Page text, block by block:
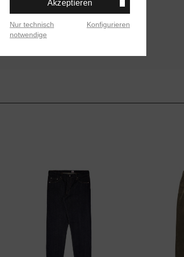
oderTwitter
Akzeptieren
Nur technisch
notwendige
Konfigurieren